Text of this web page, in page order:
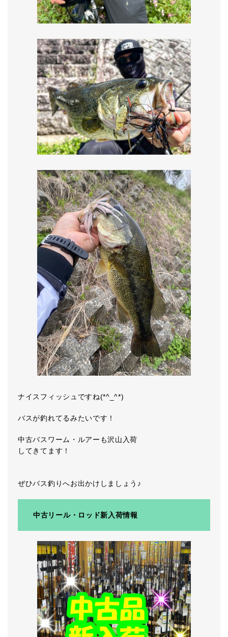
ナイスフィッシュですね(*^_^*)
バスが釣れてるみたいです！
中古バスワーム・ルアーも沢山入荷
してきてます！
ぜひバス釣りへお出かけしましょう♪
中古リール・ロッド新入荷情報